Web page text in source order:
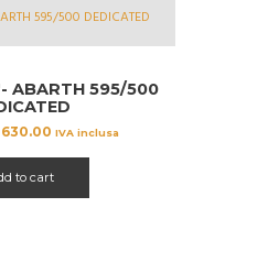
ABARTH 595/500
630.00 Il
è:
€ 630.00.
IVA inclusa
to cart